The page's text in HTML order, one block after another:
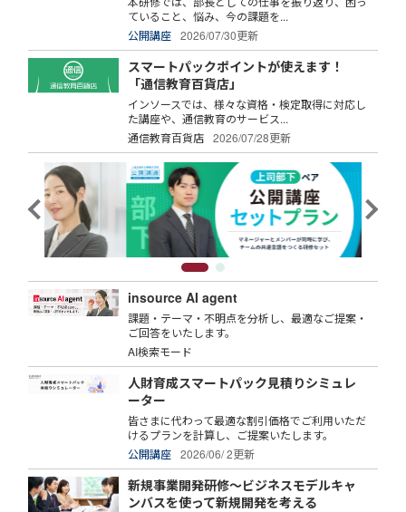
ていること、悩み、今の課題を...
公開講座
2026/07/30更新
スマートパックポイントが使えます！
「通信教育百貨店」
インソースでは、様々な資格・検定取得に対応し
た講座や、通信教育のサービス...
通信教育百貨店
2026/07/28更新
insource AI agent
課題・テーマ・不明点を分析し、最適なご提案・
ご回答をいたします。
AI検索モード
人財育成スマートパック見積りシミュレ
ーター
皆さまに代わって最適な割引価格でご利用いただ
けるプランを計算し、ご提案いたします。
公開講座
2026/06/ 2更新
新規事業開発研修～ビジネスモデルキャ
ンバスを使って新規開発を考える